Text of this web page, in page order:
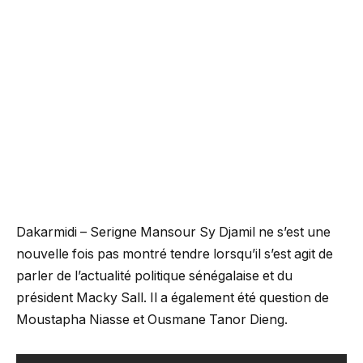
Dakarmidi – Serigne Mansour Sy Djamil ne s’est une
nouvelle fois pas montré tendre lorsqu’il s’est agit de
parler de l’actualité politique sénégalaise et du
président Macky Sall. Il a également été question de
Moustapha Niasse et Ousmane Tanor Dieng.